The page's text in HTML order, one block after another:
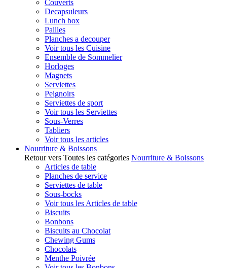
Couverts
Decapsuleurs
Lunch box
Pailles
Planches a decouper
Voir tous les Cuisine
Ensemble de Sommelier
Horloges
Magnets
Serviettes
Peignoirs
Serviettes de sport
Voir tous les Serviettes
Sous-Verres
Tabliers
Voir tous les articles
Nourriture & Boissons
Retour vers Toutes les catégories Nourriture & Boissons
Articles de table
Planches de service
Serviettes de table
Sous-bocks
Voir tous les Articles de table
Biscuits
Bonbons
Biscuits au Chocolat
Chewing Gums
Chocolats
Menthe Poivrée